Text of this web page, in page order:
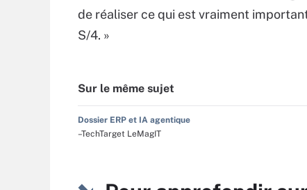
de réaliser ce qui est vraiment
S/4. »
Sur le même sujet
Dossier ERP et IA agentique
–TechTarget LeMagIT